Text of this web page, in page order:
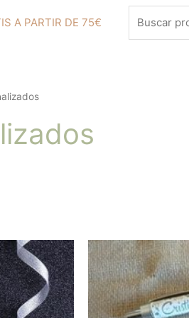
A PARTIR DE 75€
por: